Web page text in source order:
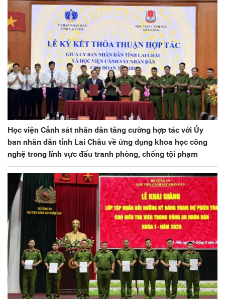
Học viện Cảnh sát nhân dân tăng cường hợp tác với Ủy
ban nhân dân tỉnh Lai Châu về ứng dụng khoa học công
nghệ trong lĩnh vực đấu tranh phòng, chống tội phạm